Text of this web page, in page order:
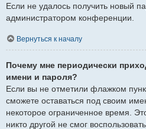
Если не удалось получить новый
администратором конференции.
Вернуться к началу
Почему мне периодически
имени и пароля?
Если вы не отметили флажком
сможете оставаться под своим
некоторое ограниченное время.
никто другой не смог